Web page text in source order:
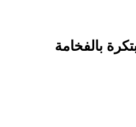
بالفخامة